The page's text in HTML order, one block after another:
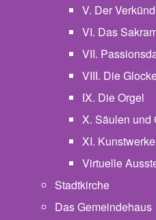
V. Der
VI. Das
VII.
VIII. Die
IX. Die Orgel
X. Säulen und
XI.
Virtuelle
Stadtkirche
Das Gemeindehaus